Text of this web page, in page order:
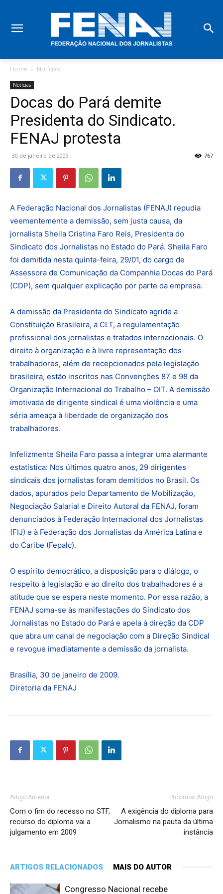
Home Notícias
Notícias
Docas do Pará demite
Presidenta do Sindicato.
FENAJ protesta
30 de janeiro de 2009 767
A Federação Nacional dos Jornalistas (FENAJ) repudia
veementemente a demissão, sem justa causa, da
jornalista Sheila Cristina Faro Reis, Presidenta do
Sindicato dos Jornalistas no Estado do Pará. Sheila Faro
foi demitida nesta quinta-feira, 29/01, do cargo de
Assessora de Comunicação da Companhia Docas do Pará
(CDP), sem qualquer explicação por parte da empresa.
A demissão da Presidenta do Sindicato agride a
Constituição Brasileira, a CLT, a regulamentação
profissional dos jornalistas e tratados internacionais. O
direito à organização e à livre representação dos
trabalhadores, além de recepcionados pela legislação
brasileira, estão inscritos nas Convenções 87 e 98 da
Organização Internacional do Trabalho – OIT. A demissão
imotivada de dirigente sindical é uma violência e uma
séria ameaça à liberdade de organização dos
trabalhadores.
Infelizmente Sheila Faro passa a integrar uma alarmante
estatística: Nos últimos quatro anos, 29 dirigentes
sindicais dos jornalistas foram demitidos no Brasil. Os
dados, apurados pelo Departamento de Mobilização,
Negociação Salarial e Direito Autoral da FENAJ, foram
denunciados à Federação Internacional dos Jornalistas
(FIJ) e à Federação dos Jornalistas da América Latina e
do Caribe (Fepalc).
O espírito democrático, a disposição para o diálogo, o
respeito à legislação e ao direito dos trabalhadores é a
atitude que se espera neste momento. Por essa razão, a
FENAJ soma-se às manifestações do Sindicato dos
Jornalistas no Estado do Pará e apela à direção da CDP
que abra um canal de negociação com a Direção Sindical
e revogue imediatamente a demissão da jornalista.
Brasília, 30 de janeiro de 2009.
Diretoria da FENAJ
Artigo Anterior
Com o fim do recesso no STF,
recurso do diploma vai a
julgamento em 2009
Próximos Artigo
A exigência do diploma para
Jornalismo na pauta da última
instância
ARTIGOS RELACIONADOS MAIS DO AUTOR
Congresso Nacional recebe